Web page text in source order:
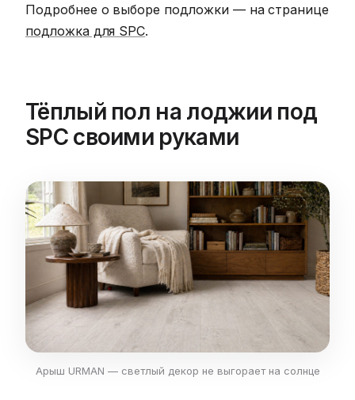
Подробнее о выборе подложки — на странице
подложка для SPC.
Тёплый пол на лоджии под
SPC своими руками
Арыш URMAN — светлый декор не выгорает на солнце